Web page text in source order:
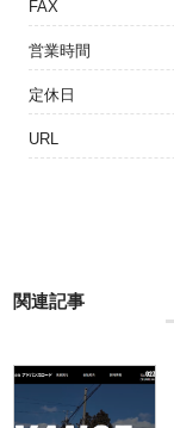
FAX
営業時間
定休日
URL
関連記事